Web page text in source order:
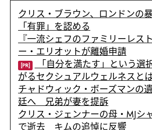
クリス・ブラウン、ロンドンの
「有罪」を認める
『一流シェフのファミリーレス
ー・エリオットが離婚申請
[PR] 「自分を満たす」という選
がるセクシュアルウェルネスと
チャドウィック・ボーズマンの
廷へ 兄弟が妻を提訴
クリス・ジェンナーの母・MJシ
で逝去 キムの追悼に反響